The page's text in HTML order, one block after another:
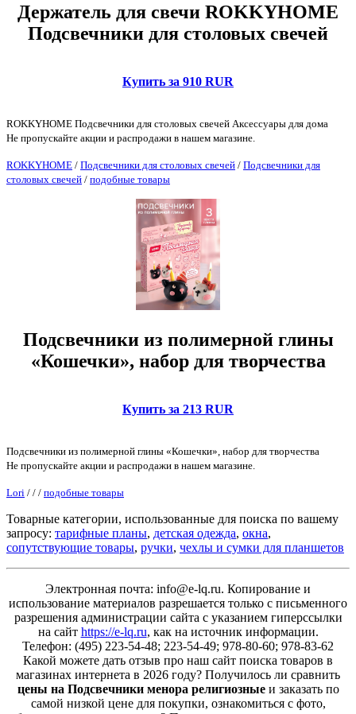
Держатель для свечи ROKKYHOME
Подсвечники для столовых свечей
Купить за 910 RUR
ROKKYHOME Подсвечники для столовых свечей Аксессуары для дома
Не пропускайте акции и распродажи в нашем магазине.
ROKKYHOME / Подсвечники для столовых свечей / Подсвечники для
столовых свечей / подобные товары
Подсвечники из полимерной глины
«Кошечки», набор для творчества
Купить за 213 RUR
Подсвечники из полимерной глины «Кошечки», набор для творчества
Не пропускайте акции и распродажи в нашем магазине.
Lori / / / подобные товары
Товарные категории, использованные для поиска по вашему
запросу: тарифные планы, детская одежда, окна,
сопутствующие товары, ручки, чехлы и сумки для планшетов
Электронная почта: info@e-lq.ru. Копирование и
использование материалов разрешается только с письменного
разрешения администрации сайта с указанием гиперссылки
на сайт https://e-lq.ru, как на источник информации.
Телефон: (495) 223-54-48; 223-54-49; 978-80-60; 978-83-62
Какой можете дать отзыв про наш сайт поиска товаров в
магазинах интернета в 2026 году? Получилось ли сравнить
цены на Подсвечники менора религиозныеи заказать по
самой низкой цене для покупки, ознакомиться с фото,